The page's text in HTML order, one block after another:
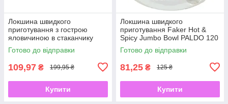
Локшина швидкого
приготування з гострою
яловичиною в стаканчику
Spicy Beef Flavour Big Bowl
KAILO 120 г
Готово до відправки
109,97 ₴ 199,95 ₴
Купити
Локшина швидкого
приготування Faker Hot &
Spicy Jumbo Bowl PALDO 120
гГотово до відправки
81,25 ₴ 125 ₴
Купити